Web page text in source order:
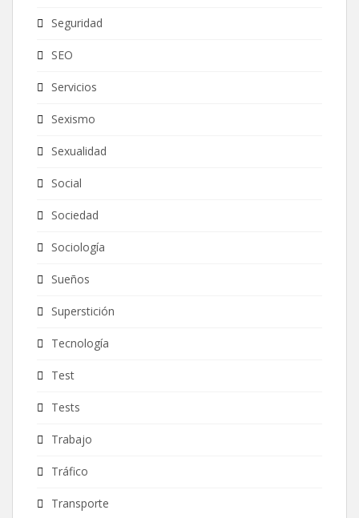
Seguridad
SEO
Servicios
Sexismo
Sexualidad
Social
Sociedad
Sociología
Sueños
Superstición
Tecnología
Test
Tests
Trabajo
Tráfico
Transporte